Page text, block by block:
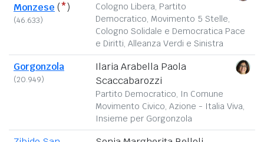
Monzese (*)
(46.633)
Cologno Libera, Partito
Democratico, Movimento 5 Stelle,
Cologno Solidale e Democratica Pace
e Diritti, Alleanza Verdi e Sinistra
Gorgonzola
(20.949)
Ilaria Arabella Paola
Scaccabarozzi
Partito Democratico, In Comune
Movimento Civico, Azione - Italia Viva,
Insieme per Gorgonzola